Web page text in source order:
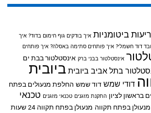
ביטומניות איך בודקים גוף חימום בדוד? איך
דוד חשמלי? איך פותחים סתימה באסלה? איך פותחים
אינסטלטור בבני ברק אינסטלטור בבת ים
בתל אביב ביובית ביובית
דודי שמש דוד שמש החלפת מנעולים בפתח
בראשון לציון התקנת מזגנים טכנאי מזגנים טכנאי
מנעולן בפתח תקווה מנעולן בפתח תקווה 24 שעות